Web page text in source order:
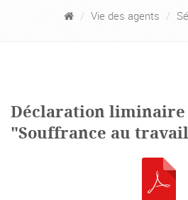
Vie des agents
Déclaration liminaire
"Souffrance au